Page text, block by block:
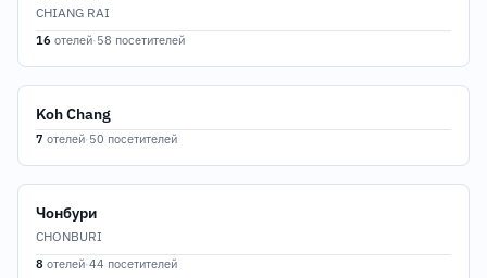
CHIANG RAI
16 отелей·58 посетителей
Koh Chang
7 отелей·50 посетителей
Чонбури
CHONBURI
8 отелей·44 посетителей